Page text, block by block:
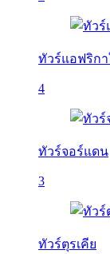
ทัวร์แอฟริกา
4
ทัวร์จอร์แดน
3
ทัวร์ตุรเคีย